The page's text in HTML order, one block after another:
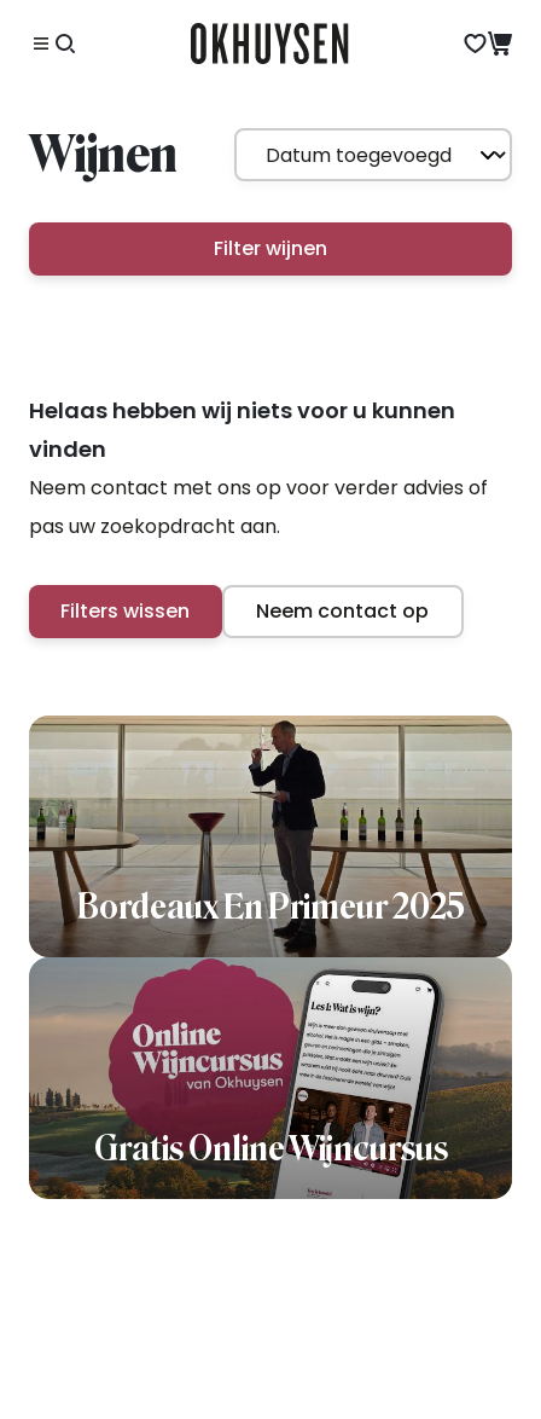
Wijnen
Filter wijnen
Helaas hebben wij niets voor u kunnen
vinden
Neem contact met ons op voor verder advies of
pas uw zoekopdracht aan.
Filters wissen Neem contact op
Bordeaux En Primeur 2025
Gratis Online Wijncursus